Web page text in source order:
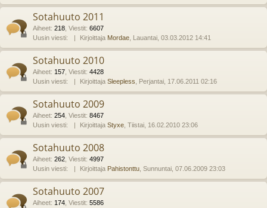
Sotahuuto 2011
Aiheet: 218 Viestit: 6607
Uusin viesti:
Kirjoittaja Mordae , Lauantai, 03.03.2012 14:41
Sotahuuto 2010
Aiheet: 157 Viestit: 4428
Uusin viesti:
Kirjoittaja Sleepless , Perjantai, 17.06.2011 02:16
Sotahuuto 2009
Aiheet: 254 Viestit: 8467
Uusin viesti:
Kirjoittaja Styxe , Tiistai, 16.02.2010 23:06
Sotahuuto 2008
Aiheet: 262 Viestit: 4997
Uusin viesti:
Kirjoittaja Pahistonttu , Sunnuntai, 07.06.2009 23:03
Sotahuuto 2007
Aiheet: 174 Viestit: 5586